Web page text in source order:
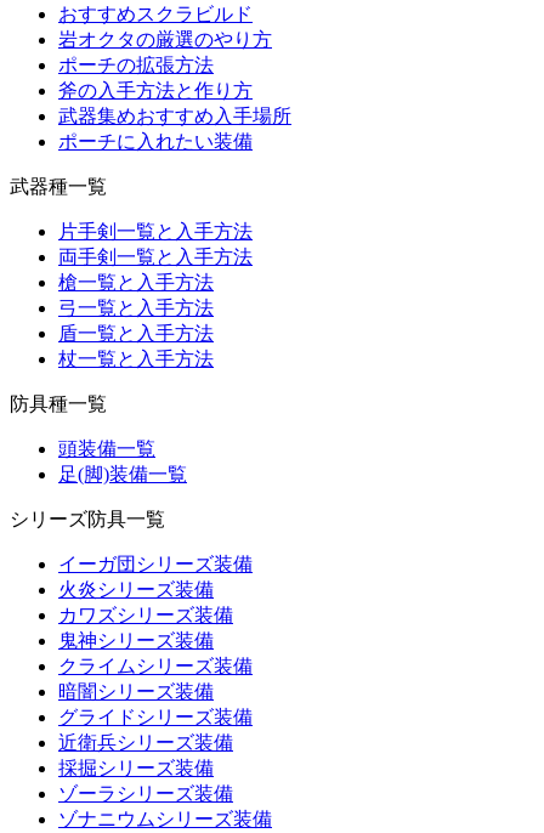
おすすめスクラビルド
岩オクタの厳選のやり方
ポーチの拡張方法
斧の入手方法と作り方
武器集めおすすめ入手場所
ポーチに入れたい装備
武器種一覧
片手剣一覧と入手方法
両手剣一覧と入手方法
槍一覧と入手方法
弓一覧と入手方法
盾一覧と入手方法
杖一覧と入手方法
防具種一覧
頭装備一覧
足(脚)装備一覧
シリーズ防具一覧
イーガ団シリーズ装備
火炎シリーズ装備
カワズシリーズ装備
鬼神シリーズ装備
クライムシリーズ装備
暗闇シリーズ装備
グライドシリーズ装備
近衛兵シリーズ装備
採掘シリーズ装備
ゾーラシリーズ装備
ゾナニウムシリーズ装備